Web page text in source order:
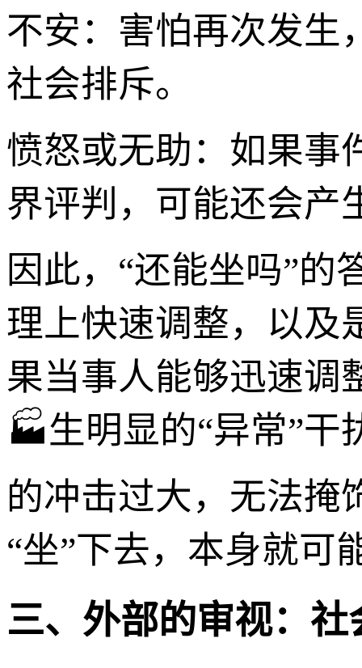
不安：害怕再次发生
社会排斥。
愤怒或无助：如果事
界评判，可能还会产
因此，“还能坐吗”的
理上快速调整，以及
果当事人能够迅速调
🏭生明显的“异常”干
的冲击过大，无法掩
“坐”下去，本身就可
三、外部的审视：